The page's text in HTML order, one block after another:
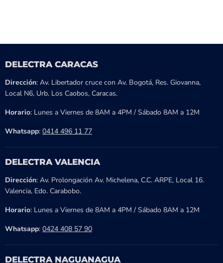
DELECTRA CARACAS
Dirección: Av. Libertador cruce con Av. Bogotá, Res. Giovanna,
Local N6, Urb. Los Caobos, Caracas.
Horario: Lunes a Viernes de 8AM a 4PM / Sábado 8AM a 12M
Whatsapp: 0414 496 11 77
DELECTRA VALENCIA
Dirección: Av. Prolongación Av. Michelena, C.C. ARPE, Local 16.
Valencia, Edo. Carabobo.
Horario: Lunes a Viernes de 8AM a 4PM / Sábado 8AM a 12M
Whatsapp: 0424 408 57 90
DELECTRA NAGUANAGUA